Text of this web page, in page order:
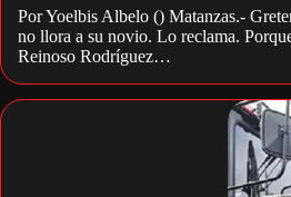
Por Yoelbis Albelo () Matanzas.-
no llora a su novio. Lo reclama.
Reinoso Rodríguez…